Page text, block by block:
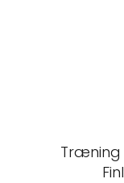
Træning